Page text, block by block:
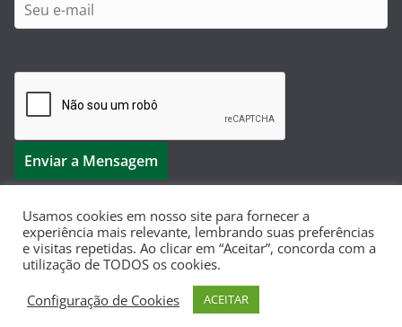
Copyright © 2026Dá-Lhe Palestra
reservados.
Tema:ColorMagpor ThemeGrill. Powered by
Usamos cookies em nosso site para fornecer a
experiência mais relevante, lembrando suas preferências
e visitas repetidas. Ao clicar em “Aceitar”, concorda com a
utilização de TODOS os cookies.
Configuração de Cookies
ACEITAR